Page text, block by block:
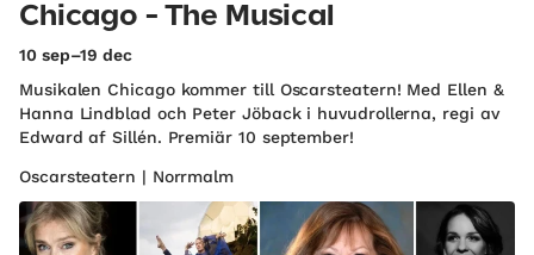
Chicago - The Musical
10 sep–19 dec
Musikalen Chicago kommer till Oscarsteatern! Med Ellen &
Hanna Lindblad och Peter Jöback i huvudrollerna, regi av
Edward af Sillén. Premiär 10 september!
Oscarsteatern | Norrmalm